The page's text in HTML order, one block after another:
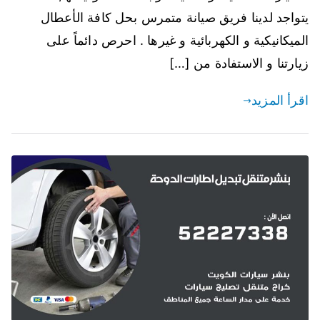
يتواجد لدينا فريق صيانة متمرس بحل كافة الأعطال
الميكانيكية و الكهربائية و غيرها . احرص دائماً على
زيارتنا و الاستفادة من […]
اقرأ المزيد